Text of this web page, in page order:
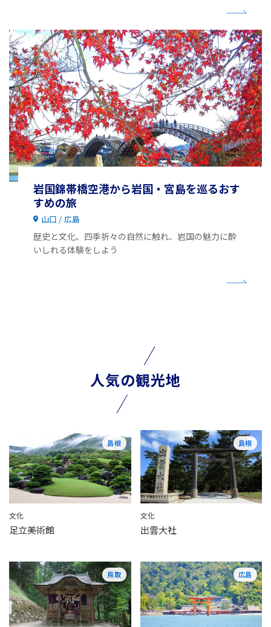
岩国錦帯橋空港から岩国・宮島を巡るおす
すめの旅
山口 広島
歴史と文化、四季折々の自然に触れ、岩国の魅力に酔
いしれる体験をしよう
人気の観光地
島根
文化
足立美術館
島根
文化
出雲大社
鳥取 広島